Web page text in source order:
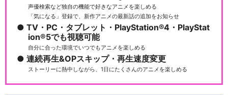
声優検索など独自の機能で好きなアニメを楽しめる
「気になる」登録で、新作アニメの最新話の追加をお知らせ
TV・PC・タブレット・PlayStation®4・PlayStat
ion®5でも視聴可能
自分に合った環境でいつでもアニメを楽しめる
連続再生&OPスキップ・再生速度変更
ストーリーに熱中しながら、1日にたくさんのアニメを楽しめる